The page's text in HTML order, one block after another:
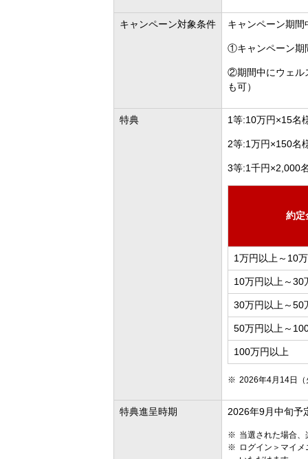
キャンペーン対象条件 キャンペーン期
①キャンペーン期
②期間中にウェル
も可）
特典 1等:10万円×15名
2等:1万円×150名
3等:1千円×2,000
約定
1万円以上～10
10万円以上～30
30万円以上～50
50万円以上～
100万円以上
2026年4月14日（
特典進呈時期 2026年9月中旬予
当選された場合
ログイン＞マイ